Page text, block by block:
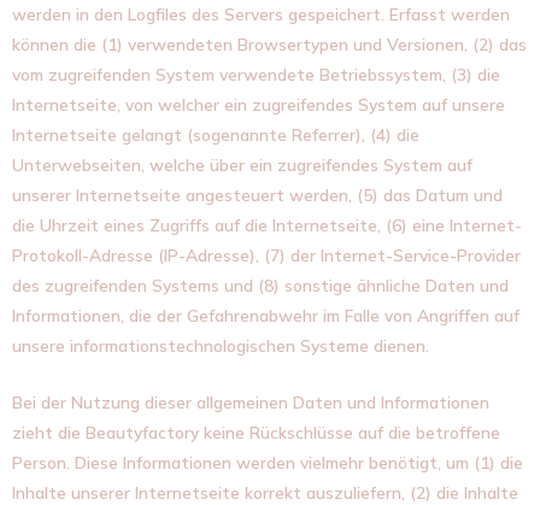
werden in den Logfiles des Servers gespeichert. Erfasst werden
können die (1) verwendeten Browsertypen und Versionen, (2) das
vom zugreifenden System verwendete Betriebssystem, (3) die
Internetseite, von welcher ein zugreifendes System auf unsere
Internetseite gelangt (sogenannte Referrer), (4) die
Unterwebseiten, welche über ein zugreifendes System auf
unserer Internetseite angesteuert werden, (5) das Datum und
die Uhrzeit eines Zugriffs auf die Internetseite, (6) eine Internet-
Protokoll-Adresse (IP-Adresse), (7) der Internet-Service-Provider
des zugreifenden Systems und (8) sonstige ähnliche Daten und
Informationen, die der Gefahrenabwehr im Falle von Angriffen auf
unsere informationstechnologischen Systeme dienen.
Bei der Nutzung dieser allgemeinen Daten und Informationen
zieht die Beautyfactory keine Rückschlüsse auf die betroffene
Person. Diese Informationen werden vielmehr benötigt, um (1) die
Inhalte unserer Internetseite korrekt auszuliefern, (2) die Inhalte